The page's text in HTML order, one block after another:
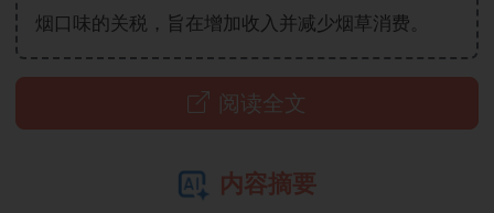
烟口味的关税，旨在增加收入并减少烟草消费。
阅读全文
内容摘要